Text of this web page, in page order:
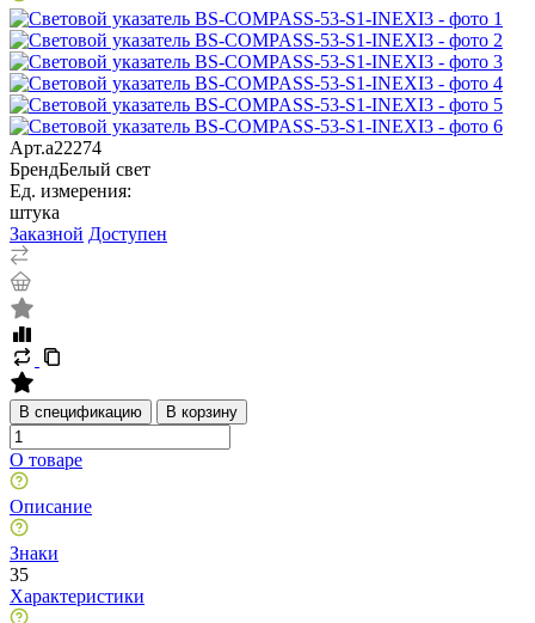
Арт.a22274
БрендБелый свет
Ед. измерения:
штука
Заказной Доступен
В спецификацию В корзину
О товаре
Описание
Знаки
35
Характеристики